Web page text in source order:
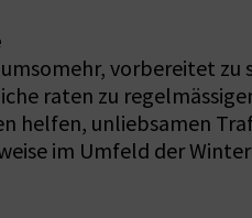
vorbereitet
raten zu
unliebsamen
im Umfeld der